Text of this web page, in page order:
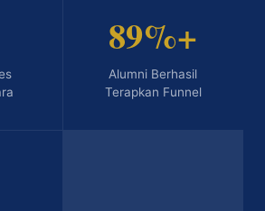
89%+
Alumni Berhasil
Terapkan Funnel